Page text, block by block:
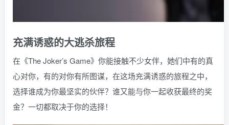
充满诱惑的大逃杀旅程
在《The Joker’s Game》你能接触不少女伴，她们中有的真
心对你，有的对你有所图谋，在这场充满诱惑的旅程之中，
选择谁成为你最坚实的伙伴？谁又能与你一起收获最终的奖
金？一切都取决于你的选择！